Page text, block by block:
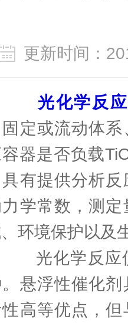
更新时间：
光化学反
固定或流动体
容器是否负载
有提供分析
学常数，测
环境保护以及
光化学反应仪
悬浮性催化
高等优点，